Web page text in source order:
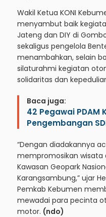
Wakil Ketua KONI
menyambut baik
Jateng dan DIY di
sekaligus pengelola
menambahkan, selain
silaturahmi kegiatan
solidaritas dan
Baca juga:
42 Pegawai PDAM
Pengembangan
“Dengan diadakannya
mempromosikan wisata
Kawasan Geopark
Karangsambung,” ujar
Pemkab Kebumen
mewadai para pecinta
motor. (ndo)